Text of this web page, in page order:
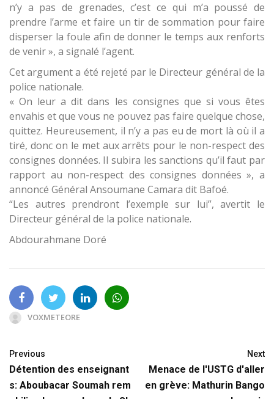
n’y a pas de grenades, c’est ce qui m’a poussé de
prendre l’arme et faire un tir de sommation pour faire
disperser la foule afin de donner le temps aux renforts
de venir », a signalé l’agent.
Cet argument a été rejeté par le Directeur général de la
police nationale.
« On leur a dit dans les consignes que si vous êtes
envahis et que vous ne pouvez pas faire quelque chose,
quittez. Heureusement, il n’y a pas eu de mort là où il a
tiré, donc on le met aux arrêts pour le non-respect des
consignes données. Il subira les sanctions qu’il faut par
rapport au non-respect des consignes données », a
annoncé Général Ansoumane Camara dit Bafoé.
“Les autres prendront l’exemple sur lui”, avertit le
Directeur général de la police nationale.
Abdourahmane Doré
VOXMETEORE
Previous
Détention des enseignant
s: Aboubacar Soumah rem
Next
Menace de l'USTG d'aller
en grève: Mathurin Bango